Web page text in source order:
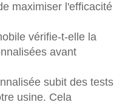
maximiser l'efficacité
vérifie-t-elle la
avant
subit des tests
usine. Cela